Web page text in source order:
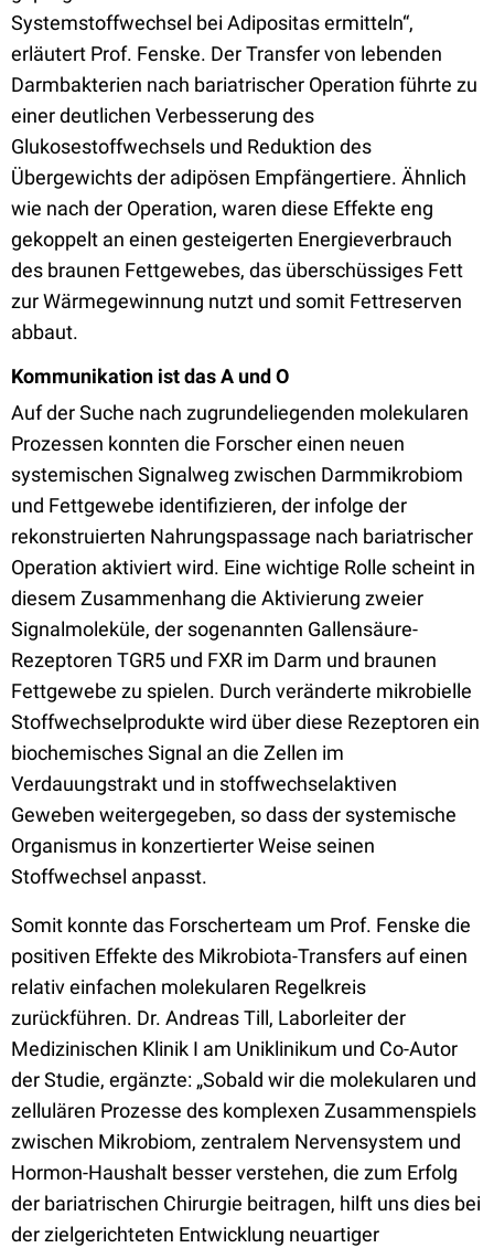
Systemstoffwechsel bei Adipositas ermitteln“,
erläutert Prof. Fenske. Der Transfer von lebenden
Darmbakterien nach bariatrischer Operation führte zu
einer deutlichen Verbesserung des
Glukosestoffwechsels und Reduktion des
Übergewichts der adipösen Empfängertiere. Ähnlich
wie nach der Operation, waren diese Effekte eng
gekoppelt an einen gesteigerten Energieverbrauch
des braunen Fettgewebes, das überschüssiges Fett
zur Wärmegewinnung nutzt und somit Fettreserven
abbaut.
Kommunikation ist das A und O
Auf der Suche nach zugrundeliegenden molekularen
Prozessen konnten die Forscher einen neuen
systemischen Signalweg zwischen Darmmikrobiom
und Fettgewebe identifizieren, der infolge der
rekonstruierten Nahrungspassage nach bariatrischer
Operation aktiviert wird. Eine wichtige Rolle scheint in
diesem Zusammenhang die Aktivierung zweier
Signalmoleküle, der sogenannten Gallensäure-
Rezeptoren TGR5 und FXR im Darm und braunen
Fettgewebe zu spielen. Durch veränderte mikrobielle
Stoffwechselprodukte wird über diese Rezeptoren ein
biochemisches Signal an die Zellen im
Verdauungstrakt und in stoffwechselaktiven
Geweben weitergegeben, so dass der systemische
Organismus in konzertierter Weise seinen
Stoffwechsel anpasst.
Somit konnte das Forscherteam um Prof. Fenske die
positiven Effekte des Mikrobiota-Transfers auf einen
relativ einfachen molekularen Regelkreis
zurückführen. Dr. Andreas Till, Laborleiter der
Medizinischen Klinik I am Uniklinikum und Co-Autor
der Studie, ergänzte: „Sobald wir die molekularen und
zellulären Prozesse des komplexen Zusammenspiels
zwischen Mikrobiom, zentralem Nervensystem und
Hormon-Haushalt besser verstehen, die zum Erfolg
der bariatrischen Chirurgie beitragen, hilft uns dies bei
der zielgerichteten Entwicklung neuartiger